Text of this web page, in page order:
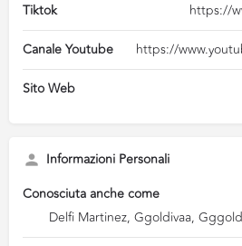
Tiktok https://
Canale Youtube https://
Sito Web
Informazioni Personali
Conosciuta anche come
Delfi Martinez, Ggoldivaa,